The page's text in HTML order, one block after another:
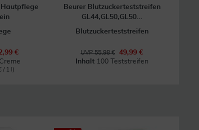
Hautpflege
€
/ 1 l)
Beurer Blutzuckerteststreifen
GL44,GL50,GL50...
Blutzuckerteststreifen
UVP 55,98 €
49,99 €
Inhalt 100 Teststreifen